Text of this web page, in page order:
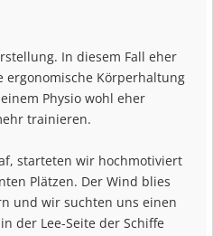
In diesem Fall eher
Körperhaltung
Physio wohl eher
trainieren.
starteten wir hochmotiviert
Plätzen. Der Wind blies
und wir suchten uns einen
der Lee-Seite der Schiffe